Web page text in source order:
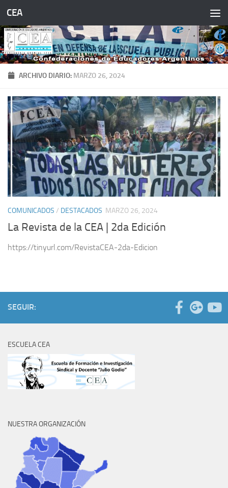
Saltar al contenido
CEA
ARCHIVO DIARIO: MARZO 26, 2024
COMUNICADOS / DESTACADOS MARZO 26, 2024
La Revista de la CEA | 2da Edición
https://tinyurl.com/RevistaCEA-2da-Edicion
SEGUIR:
ESCUELA CEA
NUESTRA ORGANIZACIÓN